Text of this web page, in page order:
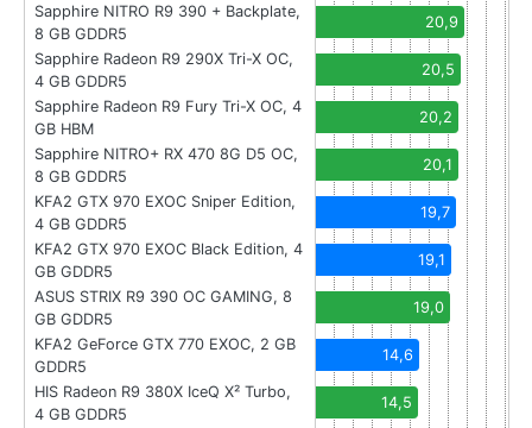
Sapphire NITRO R9 390 + Backplate,
8 GB GDDR5
20,9
Sapphire Radeon R9 290X Tri-X OC,
4 GB GDDR5
20,5
Sapphire Radeon R9 Fury Tri-X OC, 4
GB HBM
20,2
Sapphire NITRO+ RX 470 8G D5 OC,
8 GB GDDR5
20,1
KFA2 GTX 970 EXOC Sniper Edition,
4 GB GDDR5
19,7
KFA2 GTX 970 EXOC Black Edition, 4
GB GDDR5
19,1
ASUS STRIX R9 390 OC GAMING, 8
GB GDDR5
19,0
KFA2 GeForce GTX 770 EXOC, 2 GB
GDDR5
14,6
HIS Radeon R9 380X IceQ X² Turbo,
4 GB GDDR5
14,5